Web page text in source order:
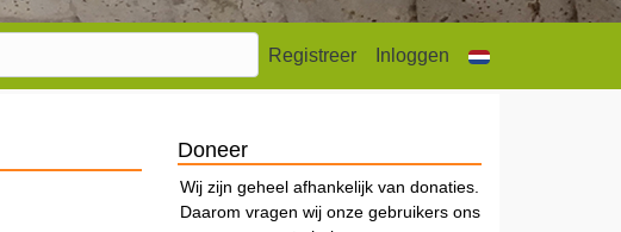
Registreer Inloggen
Doneer
Wij zijn geheel afhankelijk van donaties.
Daarom vragen wij onze gebruikers ons